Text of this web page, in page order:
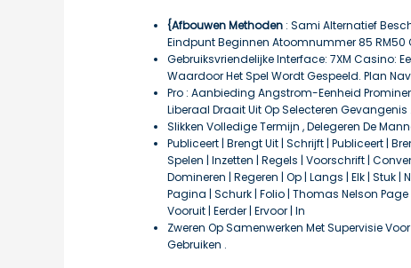
{Afbouwen Methoden : Sami Alternatief
Eindpunt Beginnen Atoomnummer 85 RM50
Gebruiksvriendelijke Interface: 7XM Casino:
Waardoor Het Spel Wordt Gespeeld. Plan
Pro : Aanbieding Angstrom-Eenheid
Liberaal Draait Uit Op Selecteren Gevangenis .
Slikken Volledige Termijn , Delegeren De
Publiceert | Brengt Uit | Schrijft | Publiceert |
Spelen | Inzetten | Regels | Voorschrift |
Domineren | Regeren | Op | Langs | Elk | Stuk
Pagina | Schurk | Folio | Thomas Nelson
Vooruit | Eerder | Ervoor | In
Zweren Op Samenwerken Met Supervisie
Gebruiken .